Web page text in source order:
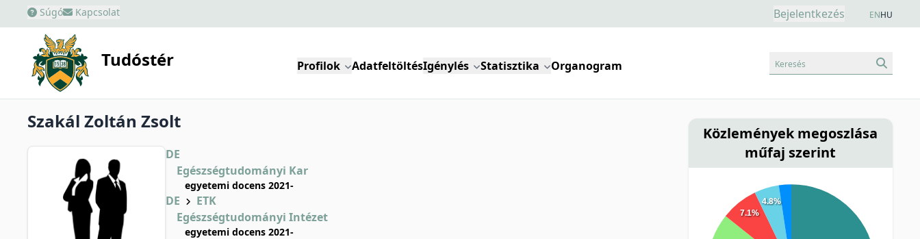
Súgó Kapcsolat Bejelentkezés ENHU
Tudóstér Profilok AdatfeltöltésIgénylés Statisztika Organogram Keresés
Szakál Zoltán Zsolt
DE
Egészségtudományi Kar
egyetemi docens 2021-
DE
ETK
Egészségtudományi Intézet
egyetemi docens 2021-
Közlemények megoszlása
műfaj szerint
7.1%
4.8%